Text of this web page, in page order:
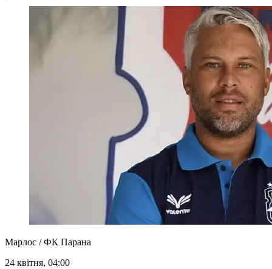
Марлос / ФК Парана
24 квітня, 04:00